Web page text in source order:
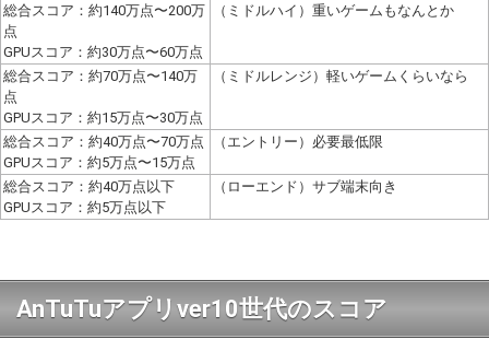
総合スコア：約140万点〜200万
点
GPUスコア：約30万点〜60万点
（ミドルハイ）重いゲームもなんとか
総合スコア：約70万点〜140万
点
GPUスコア：約15万点〜30万点
（ミドルレンジ）軽いゲームくらいなら
総合スコア：約40万点〜70万点
GPUスコア：約5万点〜15万点
（エントリー）必要最低限
総合スコア：約40万点以下
GPUスコア：約5万点以下
（ローエンド）サブ端末向き
AnTuTuアプリver10世代のスコア